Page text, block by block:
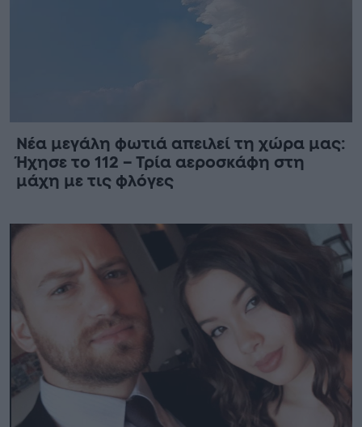
Νέα μεγάλη φωτιά απειλεί τη χώρα μας:
Ήχησε το 112 – Τρία αεροσκάφη στη
μάχη με τις φλόγες